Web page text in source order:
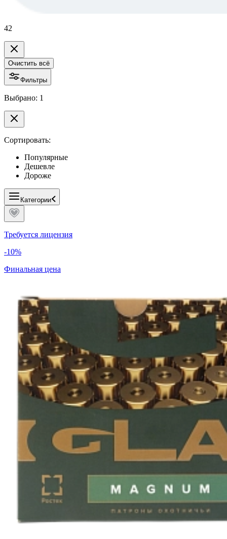
42
Очистить всё
Фильтры
Выбрано: 1
Сортировать:
Популярные
Дешевле
Дороже
Категории
Требуется лицензия
-10%
Финальная цена